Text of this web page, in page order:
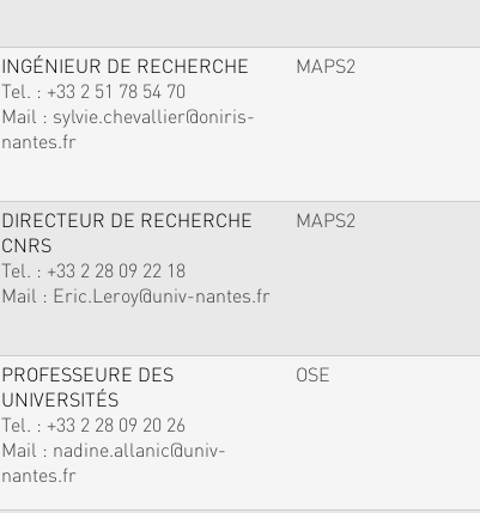
INGÉNIEUR DE RECHERCHE
Tel. : +33 2 51 78 54 70
Mail : sylvie.chevallier@oniris-
nantes.fr
MAPS2
DIRECTEUR DE RECHERCHE
CNRS
Tel. : +33 2 28 09 22 18
Mail : Eric.Leroy@univ-nantes.fr
MAPS2
PROFESSEURE DES
UNIVERSITÉS
Tel. : +33 2 28 09 20 26
Mail : nadine.allanic@univ-
nantes.fr
OSE